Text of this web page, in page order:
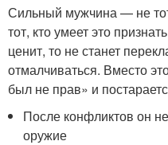
Сильный мужчина — не
тот, кто умеет это
ценит, то не станет
отмалчиваться. Вместо
был не прав» и
После конфликтов он
оружие